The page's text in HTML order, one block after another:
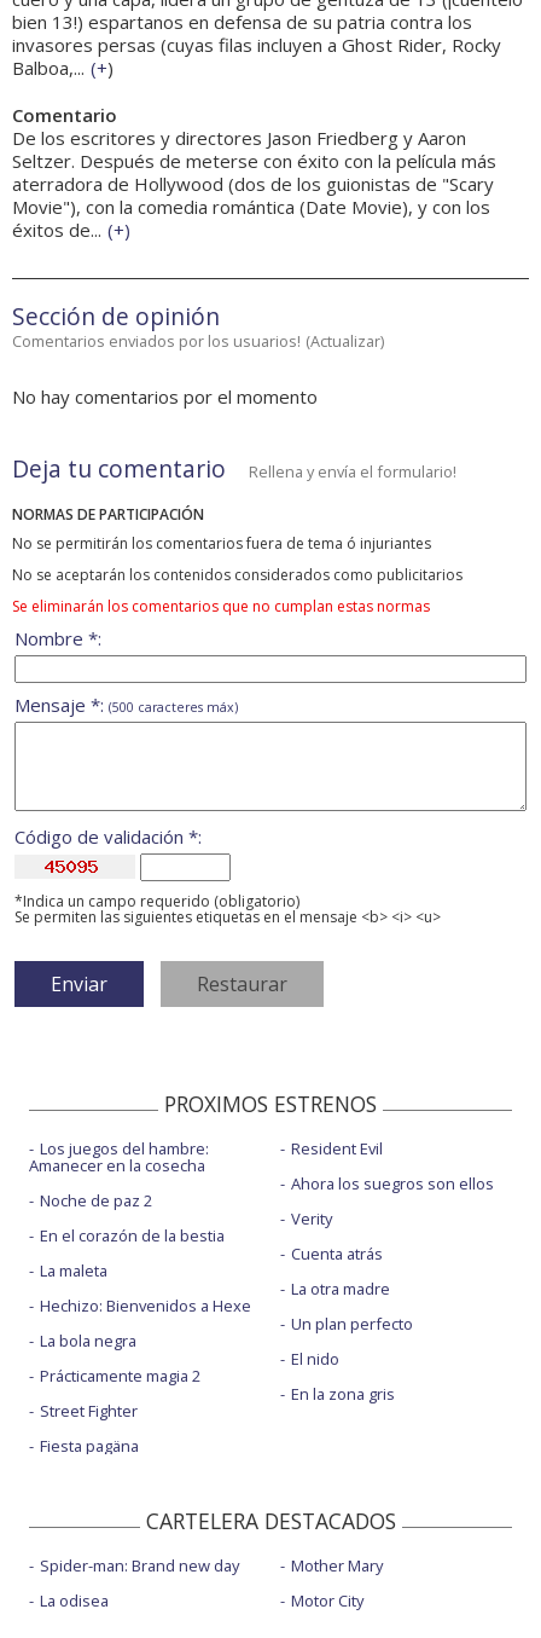
bien 13!) espartanos en defensa de su patria contra los
invasores persas (cuyas filas incluyen a Ghost Rider, Rocky
Balboa,... (+)
Comentario
De los escritores y directores Jason Friedberg y Aaron
Seltzer. Después de meterse con éxito con la película más
aterradora de Hollywood (dos de los guionistas de "Scary
Movie"), con la comedia romántica (Date Movie), y con los
éxitos de... (+)
Sección de opinión
Comentarios enviados por los usuarios! (Actualizar)
No hay comentarios por el momento
Deja tu comentario Rellena y envía el formulario!
NORMAS DE PARTICIPACIÓN
No se permitirán los comentarios fuera de tema ó injuriantes
No se aceptarán los contenidos considerados como publicitarios
Se eliminarán los comentarios que no cumplan estas normas
Nombre *:
Mensaje *: (500 caracteres máx)
Código de validación *:
*Indica un campo requerido (obligatorio)
Se permiten las siguientes etiquetas en el mensaje <b> <i> <u>
PROXIMOS ESTRENOS
Los juegos del hambre:
Amanecer en la cosecha
Noche de paz 2
En el corazón de la bestia
La maleta
Hechizo: Bienvenidos a Hexe
La bola negra
Prácticamente magia 2
Street Fighter
Fiesta pagäna
Resident Evil
Ahora los suegros son ellos
Verity
Cuenta atrás
La otra madre
Un plan perfecto
El nido
En la zona gris
CARTELERA DESTACADOS
Spider-man: Brand new day
La odisea
Mother Mary
Motor City